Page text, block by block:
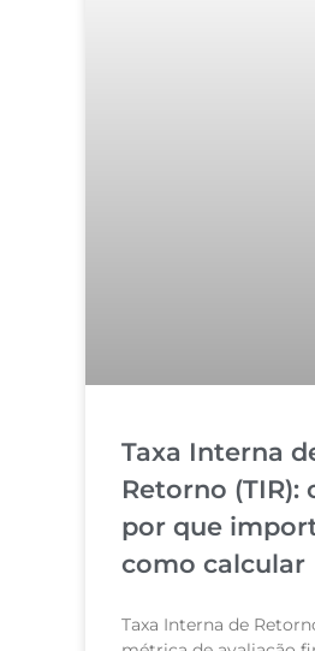
Taxa Interna
Retorno (TIR):
por que
como calcular
Taxa Interna de